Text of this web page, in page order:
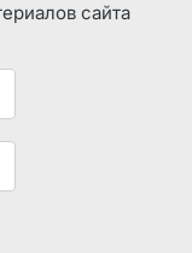
сайта